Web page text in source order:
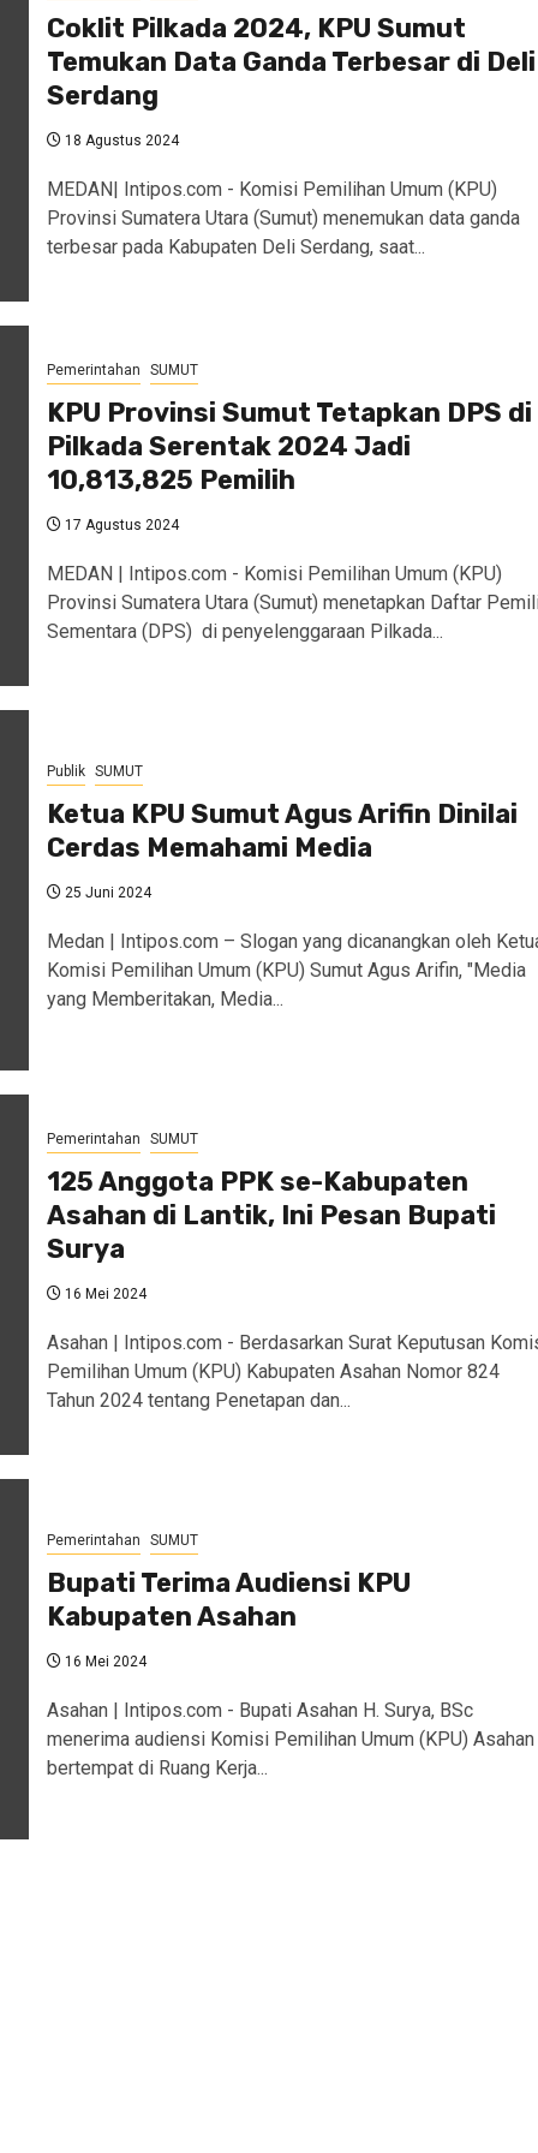
Coklit Pilkada 2024, KPU Sumut
Temukan Data Ganda Terbesar di Deli
Serdang
18 Agustus 2024
MEDAN| Intipos.com - Komisi Pemilihan Umum (KPU)
Provinsi Sumatera Utara (Sumut) menemukan data ganda
terbesar pada Kabupaten Deli Serdang, saat...
Pemerintahan SUMUT
KPU Provinsi Sumut Tetapkan DPS di
Pilkada Serentak 2024 Jadi
10,813,825 Pemilih
17 Agustus 2024
MEDAN | Intipos.com - Komisi Pemilihan Umum (KPU)
Provinsi Sumatera Utara (Sumut) menetapkan Daftar
Sementara (DPS) di penyelenggaraan Pilkada...
Publik SUMUT
Ketua KPU Sumut Agus Arifin Dinilai
Cerdas Memahami Media
25 Juni 2024
Medan | Intipos.com – Slogan yang dicanangkan oleh
Komisi Pemilihan Umum (KPU) Sumut Agus Arifin, "Media
yang Memberitakan, Media...
Pemerintahan SUMUT
125 Anggota PPK se-Kabupaten
Asahan di Lantik, Ini Pesan Bupati
Surya
16 Mei 2024
Asahan | Intipos.com - Berdasarkan Surat Keputusan
Pemilihan Umum (KPU) Kabupaten Asahan Nomor 824
Tahun 2024 tentang Penetapan dan...
Pemerintahan SUMUT
Bupati Terima Audiensi KPU
Kabupaten Asahan
16 Mei 2024
Asahan | Intipos.com - Bupati Asahan H. Surya, BSc
menerima audiensi Komisi Pemilihan Umum (KPU) Asahan
bertempat di Ruang Kerja...